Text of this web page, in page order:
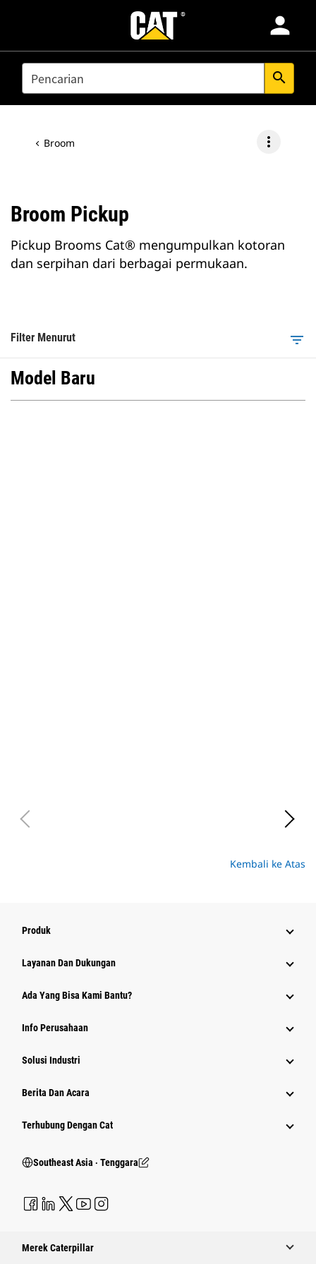
person
SEARCH search
Produk
Industri
Layanan & Dukungan
Temukan Dealer
Southeast Asia-Bahasa Indonesia
Broom more_vert
Broom Pickup
Pickup Brooms Cat® mengumpulkan kotoran
dan serpihan dari berbagai permukaan.
Filter Menurut filter_list
Model Baru
Kembali ke Atas
Produk
Layanan Dan Dukungan
Ada Yang Bisa Kami Bantu?
Info Perusahaan
Solusi Industri
Berita Dan Acara
Terhubung Dengan Cat
Southeast Asia ‧ Tenggara
Merek Caterpillar